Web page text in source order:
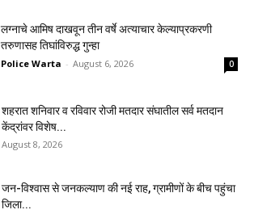
लग्नाचे आमिष दाखवून तीन वर्षे अत्याचार केल्याप्रकरणी
तरुणासह तिघांविरुद्ध गुन्हा
Police Warta - August 6, 2026 0
शहरात शनिवार व रविवार रोजी मतदार संघातील सर्व मतदान
केंद्रांवर विशेष...
August 8, 2026
जन-विश्वास से जनकल्याण की नई राह, ग्रामीणों के बीच पहुंचा
जिला...